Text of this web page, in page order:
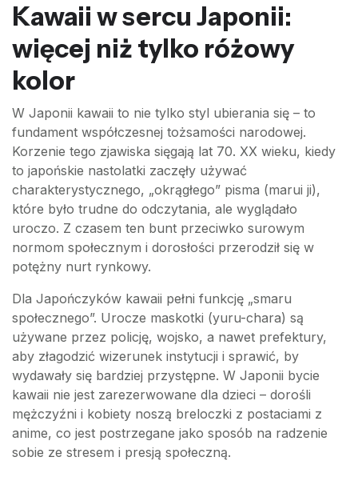
Kawaii w sercu Japonii:
więcej niż tylko różowy
kolor
W Japonii kawaii to nie tylko styl ubierania się – to
fundament współczesnej tożsamości narodowej.
Korzenie tego zjawiska sięgają lat 70. XX wieku, kiedy
to japońskie nastolatki zaczęły używać
charakterystycznego, „okrągłego” pisma (marui ji),
które było trudne do odczytania, ale wyglądało
uroczo. Z czasem ten bunt przeciwko surowym
normom społecznym i dorosłości przerodził się w
potężny nurt rynkowy.
Dla Japończyków kawaii pełni funkcję „smaru
społecznego”. Urocze maskotki (yuru-chara) są
używane przez policję, wojsko, a nawet prefektury,
aby złagodzić wizerunek instytucji i sprawić, by
wydawały się bardziej przystępne. W Japonii bycie
kawaii nie jest zarezerwowane dla dzieci – dorośli
mężczyźni i kobiety noszą breloczki z postaciami z
anime, co jest postrzegane jako sposób na radzenie
sobie ze stresem i presją społeczną.